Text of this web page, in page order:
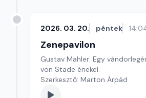
2026. 03. 20. péntek
Zenepavilon
Gustav Mahler: Egy
von Stade énekel.
Szerkesztő: Marton Árpád